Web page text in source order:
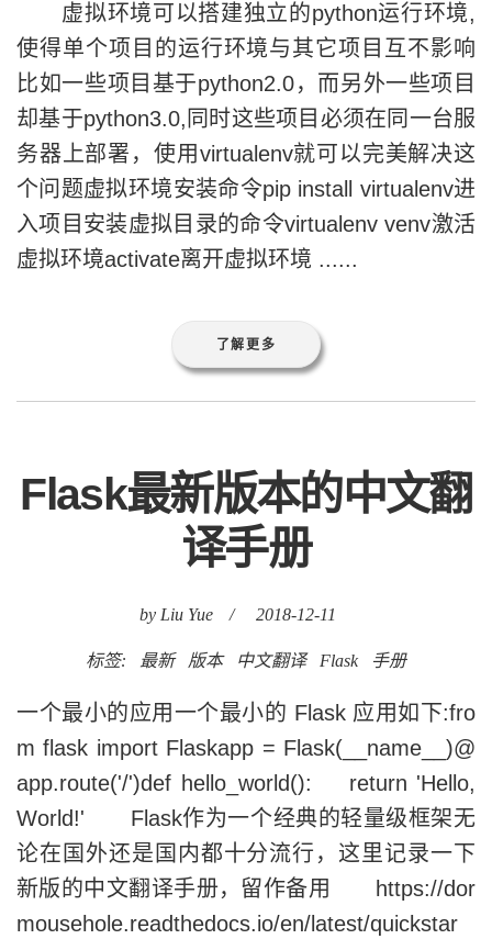
虚拟环境可以搭建独立的python运行环境,
使得单个项目的运行环境与其它项目互不影响
比如一些项目基于python2.0，而另外一些项目
却基于python3.0,同时这些项目必须在同一台服
务器上部署，使用virtualenv就可以完美解决这
个问题虚拟环境安装命令pip install virtualenv进
入项目安装虚拟目录的命令virtualenv venv激活
虚拟环境activate离开虚拟环境 ......
了解更多
Flask最新版本的中文翻
译手册
by Liu Yue / 2018-12-11
标签: 最新 版本 中文翻译 Flask 手册
一个最小的应用一个最小的 Flask 应用如下:fro
m flask import Flaskapp = Flask(__name__)@
app.route('/')def hello_world(): return 'Hello,
World!' Flask作为一个经典的轻量级框架无
论在国外还是国内都十分流行，这里记录一下
新版的中文翻译手册，留作备用 https://dor
mousehole.readthedocs.io/en/latest/quickstar